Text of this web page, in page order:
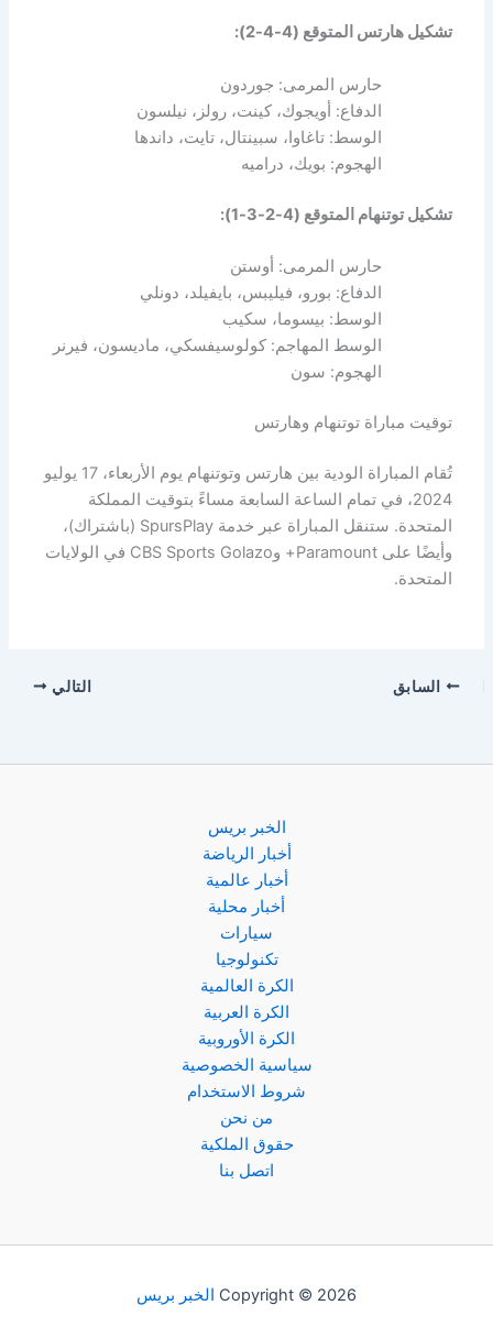
تشكيل هارتس المتوقع (4-4-2):
حارس المرمى: جوردون
الدفاع: أويجوك، كينت، رولز، نيلسون
الوسط: تاغاوا، سبينتال، تايت، داندها
الهجوم: بويك، دراميه
تشكيل توتنهام المتوقع (4-2-3-1):
حارس المرمى: أوستن
الدفاع: بورو، فيليبس، بايفيلد، دونلي
الوسط: بيسوما، سكيب
الوسط المهاجم: كولوسيفسكي، ماديسون، فيرنر
الهجوم: سون
توقيت مباراة توتنهام وهارتس
تُقام المباراة الودية بين هارتس وتوتنهام يوم الأربعاء، 17 يوليو
2024، في تمام الساعة السابعة مساءً بتوقيت المملكة
المتحدة. ستنقل المباراة عبر خدمة SpursPlay (باشتراك)،
وأيضًا على Paramount+ وCBS Sports Golazo في الولايات
المتحدة.
السابق التالي
الخبر بريس
أخبار الرياضة
أخبار عالمية
أخبار محلية
سيارات
تكنولوجيا
الكرة العالمية
الكرة العربية
الكرة الأوروبية
سياسية الخصوصية
شروط الاستخدام
من نحن
حقوق الملكية
اتصل بنا
Copyright © 2026 الخبر بريس